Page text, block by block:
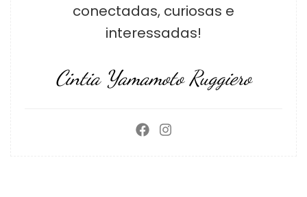
conectadas, curiosas e
interessadas!
Cintia Yamamoto Ruggiero